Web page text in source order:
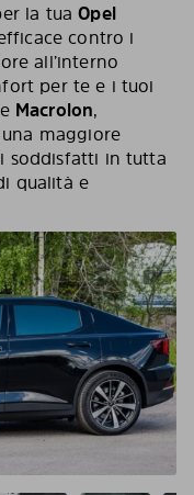
la tuaOpel
contro i
all’interno
per te e i tuoi
Macrolon,
maggiore
soddisfatti in tutta
qualità e